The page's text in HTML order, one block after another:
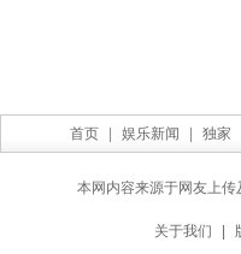
首页 娱乐新闻 独家
本网内容来源于网友上
关于我们